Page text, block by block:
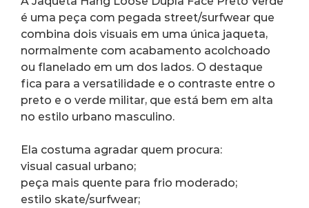
é uma peça com pegada street/surfwear que
combina dois visuais em uma única jaqueta,
normalmente com acabamento acolchoado
ou flanelado em um dos lados. O destaque
fica para a versatilidade e o contraste entre o
preto e o verde militar, que está bem em alta
no estilo urbano masculino.
Ela costuma agradar quem procura:
visual casual urbano;
peça mais quente para frio moderado;
estilo skate/surfwear;